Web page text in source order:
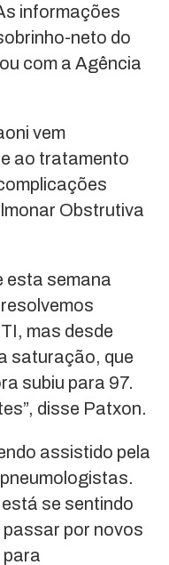
informações
neto do
com a Agência
vem
ao tratamento
Obstrutiva
esta semana
mas desde
saturação, que
subiu para 97.
disse Patxon.
assistido pela
se sentindo
passar por novos
para